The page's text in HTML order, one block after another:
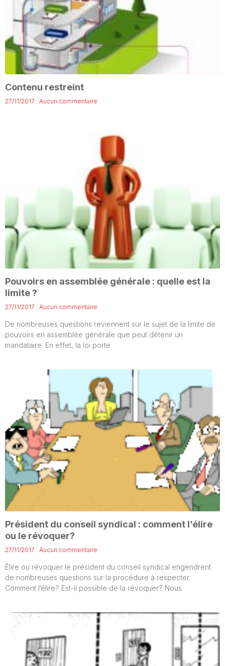
Contenu restreint
27/11/2017 Aucun commentaire
Pouvoirs en assemblée générale : quelle est la
limite ?
27/11/2017 Aucun commentaire
De nombreuses questions reviennent sur le sujet de la limite de
pouvoirs en assemblée générale que peut détenir un
mandataire. En effet, la loi porte
Président du conseil syndical : comment l’élire
ou le révoquer?
27/11/2017 Aucun commentaire
Élire ou révoquer le président du conseil syndical engendrent
de nombreuses questions sur la procédure à respecter.
Comment l’élire? Est-il possible de la révoquer? Nous